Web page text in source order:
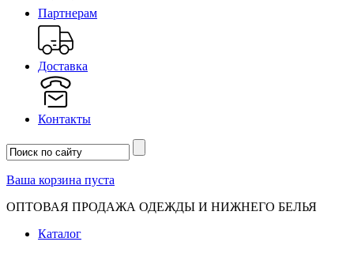
Партнерам
Доставка
Контакты
Ваша корзина пуста
ОПТОВАЯ ПРОДАЖА ОДЕЖДЫ И НИЖНЕГО БЕЛЬЯ
Каталог